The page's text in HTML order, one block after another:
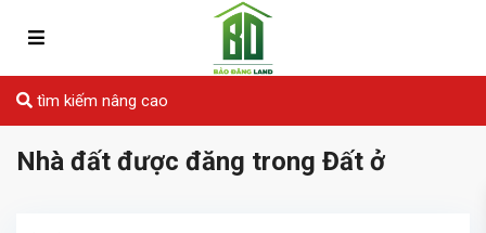
tìm kiếm nâng cao
Nhà đất được đăng trong Đất ở